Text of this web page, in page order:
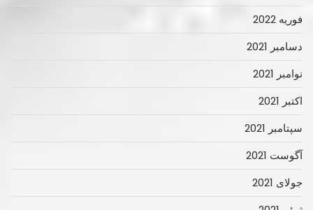
فوریه 2022
دسامبر 2021
نوامبر 2021
اکتبر 2021
سپتامبر 2021
آگوست 2021
جولای 2021